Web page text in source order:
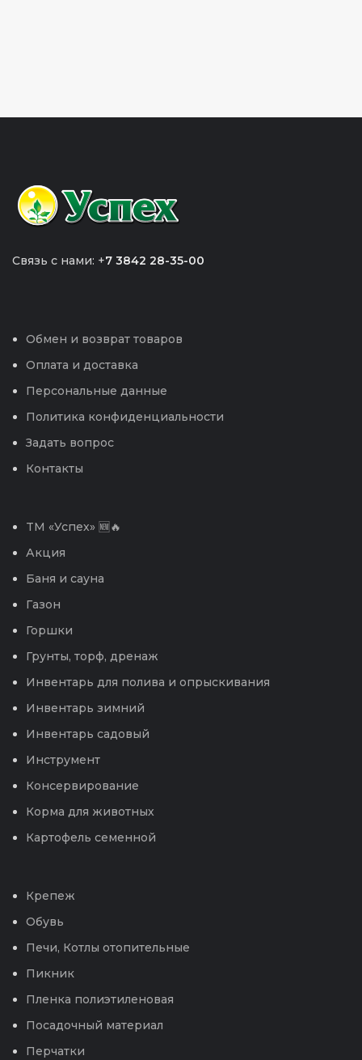
Связь с нами: +7 3842 28-35-00
Обмен и возврат товаров
Оплата и доставка
Персональные данные
Политика конфиденциальности
Задать вопрос
Контакты
TM «Успех» 🆕🔥
Акция
Баня и сауна
Газон
Горшки
Грунты, торф, дренаж
Инвентарь для полива и опрыскивания
Инвентарь зимний
Инвентарь садовый
Инструмент
Консервирование
Корма для животных
Картофель семенной
Крепеж
Обувь
Печи, Котлы отопительные
Пикник
Пленка полиэтиленовая
Посадочный материал
Перчатки